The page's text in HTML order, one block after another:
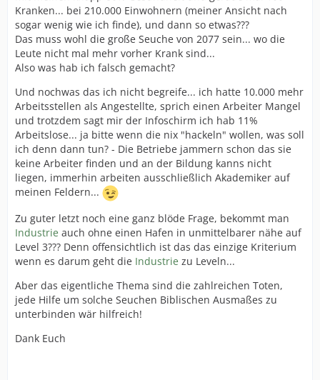
Kranken... bei 210.000 Einwohnern (meiner Ansicht nach
sogar wenig wie ich finde), und dann so etwas???
Das muss wohl die große Seuche von 2077 sein... wo die
Leute nicht mal mehr vorher Krank sind...
Also was hab ich falsch gemacht?
Und nochwas das ich nicht begreife... ich hatte 10.000 mehr
Arbeitsstellen als Angestellte, sprich einen Arbeiter Mangel
und trotzdem sagt mir der Infoschirm ich hab 11%
Arbeitslose... ja bitte wenn die nix "hackeln" wollen, was soll
ich denn dann tun? - Die Betriebe jammern schon das sie
keine Arbeiter finden und an der Bildung kanns nicht
liegen, immerhin arbeiten ausschließlich Akademiker auf
meinen Feldern...
Zu guter letzt noch eine ganz blöde Frage, bekommt man
Industrie auch ohne einen Hafen in unmittelbarer nähe auf
Level 3??? Denn offensichtlich ist das das einzige Kriterium
wenn es darum geht die Industrie zu Leveln...
Aber das eigentliche Thema sind die zahlreichen Toten,
jede Hilfe um solche Seuchen Biblischen Ausmaßes zu
unterbinden wär hilfreich!
Dank Euch